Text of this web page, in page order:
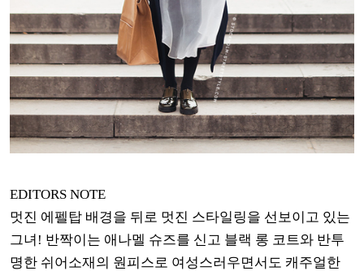
EDITORS NOTE
멋진 에펠탑 배경을 뒤로 멋진 스타일링을 선보이고 있는
그녀! 반짝이는 애나멜 슈즈를 신고 블랙 롱 코트와 반투
명한 쉬어소재의 원피스로 여성스러우면서도 캐주얼한